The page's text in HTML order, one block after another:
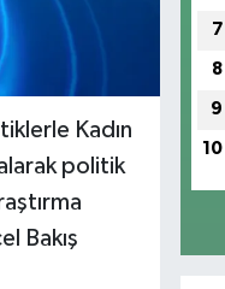
Kadın
politik
Bakış
7
8
9
10